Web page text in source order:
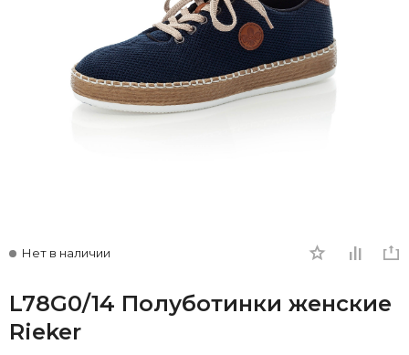
Нет в наличии
L78G0/14 Полуботинки женские
Rieker